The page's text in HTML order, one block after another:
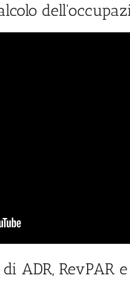
ADR, RevPAR e